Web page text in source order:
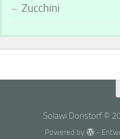
Zucchini
Solawi Donstorf ©
Powered by -